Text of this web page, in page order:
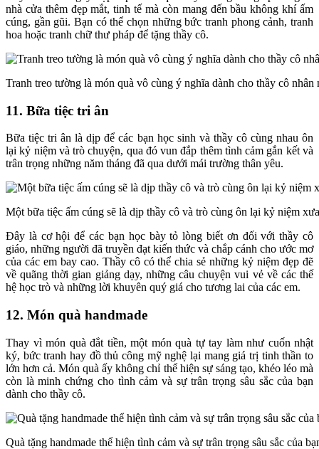
nhà cửa thêm đẹp mắt, tinh tế mà còn mang đến bầu không khí ấm
cúng, gần gũi. Bạn có thể chọn những bức tranh phong cảnh, tranh
hoa hoặc tranh chữ thư pháp để tặng thầy cô.
Tranh treo tường là món quà vô cùng ý nghĩa dành cho thầy cô nhân
11. Bữa tiệc tri ân
Bữa tiệc tri ân là dịp để các bạn học sinh và thầy cô cùng nhau ôn
lại kỷ niệm và trò chuyện, qua đó vun đắp thêm tình cảm gắn kết và
trân trọng những năm tháng đã qua dưới mái trường thân yêu.
Một bữa tiệc ấm cúng sẽ là dịp thầy cô và trò cùng ôn lại kỷ niệm xưa
Đây là cơ hội để các bạn học bày tỏ lòng biết ơn đối với thầy cô
giáo, những người đã truyền đạt kiến thức và chắp cánh cho ước mơ
của các em bay cao. Thầy cô có thể chia sẻ những kỷ niệm đẹp đẽ
về quãng thời gian giảng dạy, những câu chuyện vui vẻ về các thế
hệ học trò và những lời khuyên quý giá cho tương lai của các em.
12. Món quà handmade
Thay vì món quà đắt tiền, một món quà tự tay làm như cuốn nhật
ký, bức tranh hay đồ thủ công mỹ nghệ lại mang giá trị tinh thần to
lớn hơn cả. Món quà ấy không chỉ thể hiện sự sáng tạo, khéo léo mà
còn là minh chứng cho tình cảm và sự trân trọng sâu sắc của bạn
dành cho thầy cô.
Quà tặng handmade thể hiện tình cảm và sự trân trọng sâu sắc của